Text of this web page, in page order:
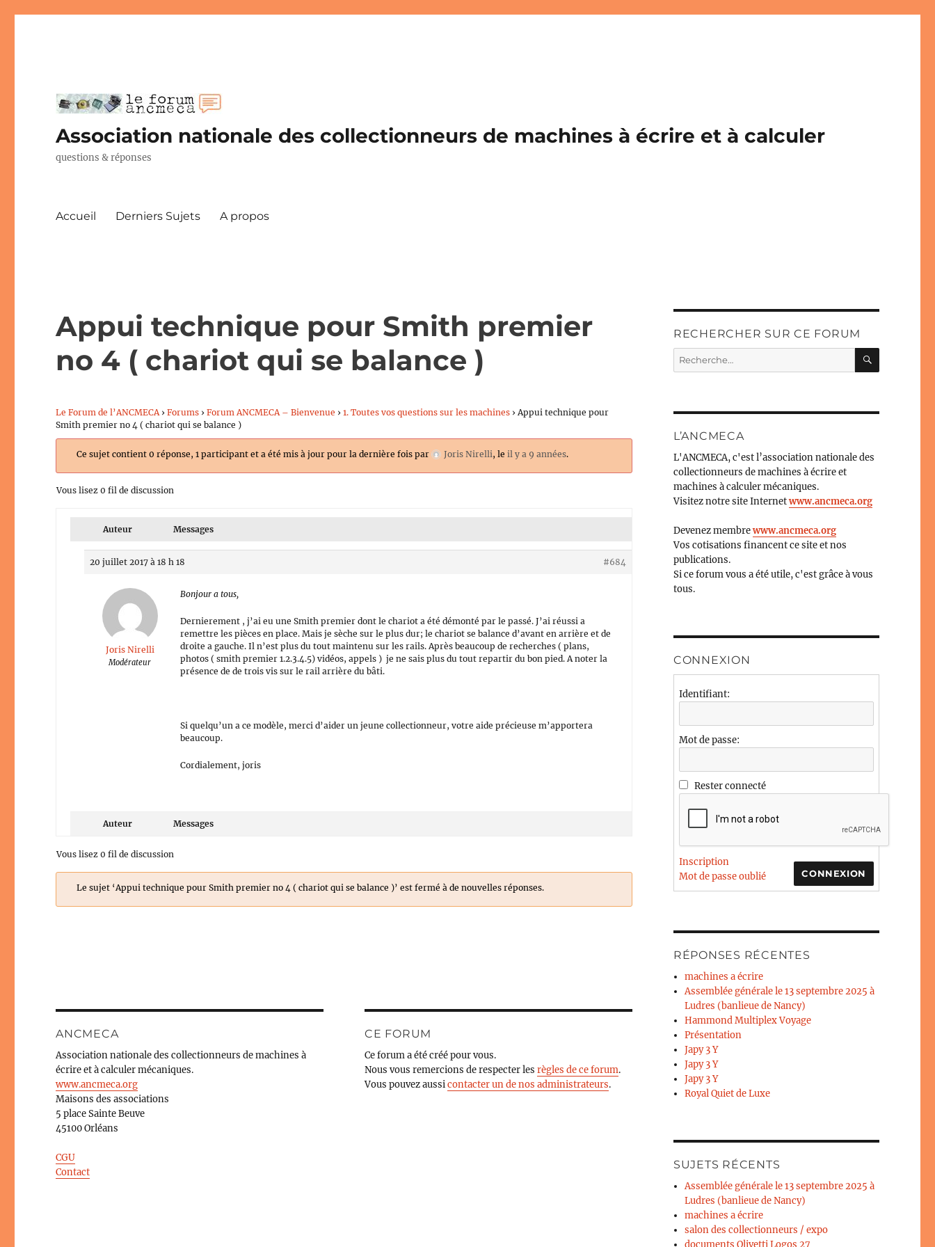
Association nationale des collectionneurs de machines à écrire et à calculer
questions & réponses
Accueil Derniers Sujets A propos
Appui technique pour Smith premier
no 4 ( chariot qui se balance )
Le Forum de l’ANCMECA › Forums › Forum ANCMECA – Bienvenue › 1. Toutes vos questions sur les machines › Appui technique pour
Smith premier no 4 ( chariot qui se balance )
Ce sujet contient 0 réponse, 1 participant et a été mis à jour pour la dernière fois par Joris Nirelli, leil y a 9 années.
Vous lisez 0 fil de discussion
Auteur Messages
20 juillet 2017 à 18 h 18 #684
Joris Nirelli
Modérateur
Bonjour a tous,
Dernierement , j’ai eu une Smith premier dont le chariot a été démonté par le passé. J’ai réussi a
remettre les pièces en place. Mais je sèche sur le plus dur; le chariot se balance d’avant en arrière et de
droite a gauche. Il n’est plus du tout maintenu sur les rails. Après beaucoup de recherches ( plans,
photos ( smith premier 1.2.3.4.5) vidéos, appels ) je ne sais plus du tout repartir du bon pied. A noter la
présence de de trois vis sur le rail arrière du bâti.
Si quelqu’un a ce modèle, merci d’aider un jeune collectionneur, votre aide précieuse m’apportera
beaucoup.
Cordialement, joris
Auteur Messages
Vous lisez 0 fil de discussion
Le sujet ‘Appui technique pour Smith premier no 4 ( chariot qui se balance )’ est fermé à de nouvelles réponses.
ANCMECA
Association nationale des collectionneurs de machines à
écrire et à calculer mécaniques.
www.ancmeca.org
Maisons des associations
5 place Sainte Beuve
45100 Orléans
CGU
Contact
CE FORUM
Ce forum a été créé pour vous.
Nous vous remercions de respecter lesrègles de ce forum.
Vous pouvez aussicontacter un de nos administrateurs.
RECHERCHER SUR CE FORUM
Recherche
pour :
L’ANCMECA
L'ANCMECA, c'est l’association nationale des
collectionneurs de machines à écrire et
machines à calculer mécaniques.
Visitez notre site Internetwww.ancmeca.org
Devenez membrewww.ancmeca.org
Vos cotisations financent ce site et nos
publications.
Si ce forum vous a été utile, c'est grâce à vous
tous.
CONNEXION
Identifiant:
Mot de passe:
Rester connecté
CONNEXION
Inscription
Mot de passe oublié
RÉPONSES RÉCENTES
machines a écrire
Assemblée générale le 13 septembre 2025 à
Ludres (banlieue de Nancy)
Hammond Multiplex Voyage
Présentation
Japy 3 Y
Japy 3 Y
Japy 3 Y
Royal Quiet de Luxe
SUJETS RÉCENTS
Assemblée générale le 13 septembre 2025 à
Ludres (banlieue de Nancy)
machines a écrire
salon des collectionneurs / expo
documents Olivetti Logos 27